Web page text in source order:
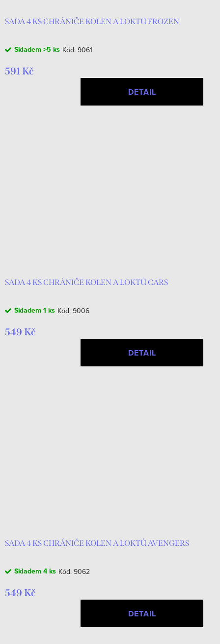
SADA 4 KS CHRÁNIČE KOLEN A LOKTŮ FROZEN
Skladem >5 ks Kód: 9061
591 Kč
DETAIL
SADA 4 KS CHRÁNIČE KOLEN A LOKTŮ CARS
Skladem 1 ks Kód: 9006
549 Kč
DETAIL
SADA 4 KS CHRÁNIČE KOLEN A LOKTŮ AVENGERS
Skladem 4 ks Kód: 9062
549 Kč
DETAIL